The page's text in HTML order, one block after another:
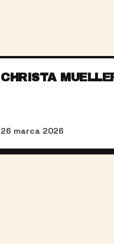
CHRISTA
26 marca 2026